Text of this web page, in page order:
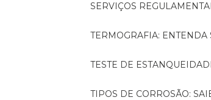
SERVIÇOS
TERMOGRAFIA:
TESTE DE
TIPOS DE CORROSÃO: